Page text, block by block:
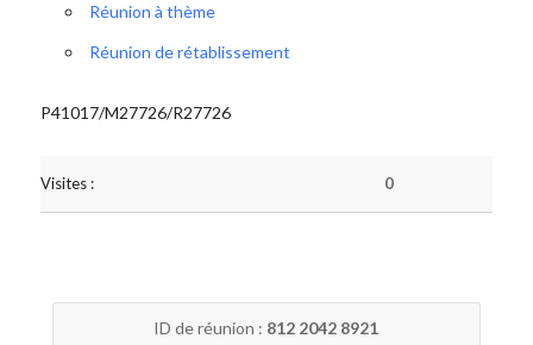
Réunion à thème
Réunion de rétablissement
P41017/M27726/R27726
Visites : 0
ID de réunion : 812 2042 8921